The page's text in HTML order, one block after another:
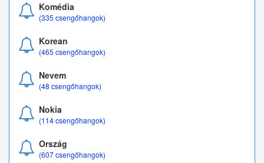
Komédia
(335 csengőhangok)
Korean
(465 csengőhangok)
Nevem
(48 csengőhangok)
Nokia
(114 csengőhangok)
Ország
(607 csengőhangok)